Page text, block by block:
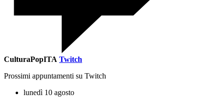
CulturaPopITA Twitch
Prossimi appuntamenti su Twitch
lunedì 10 agosto